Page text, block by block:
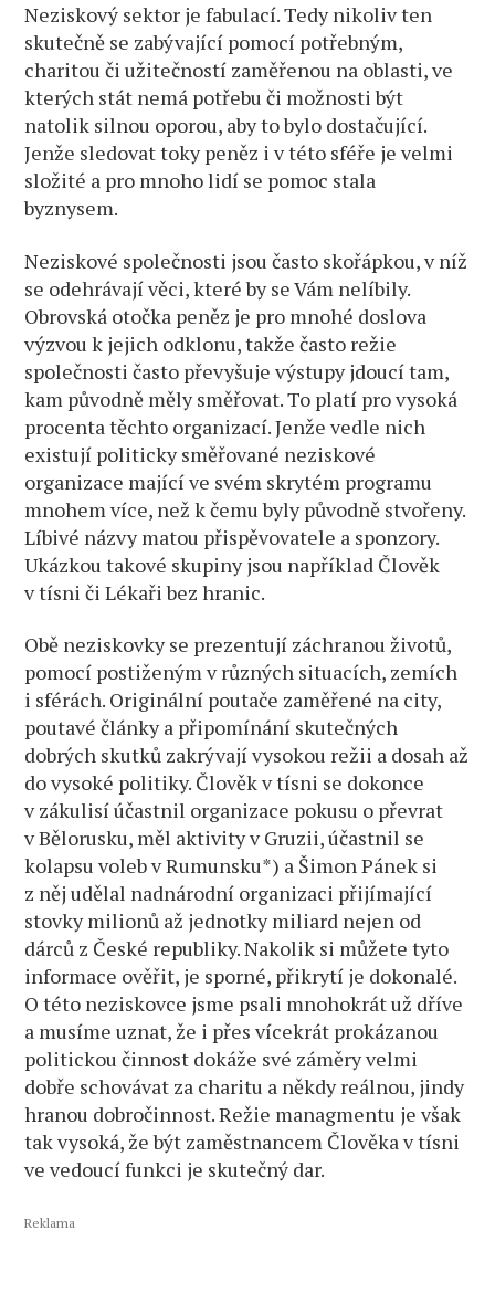
Neziskový sektor je fabulací. Tedy nikoliv ten
skutečně se zabývající pomocí potřebným,
charitou či užitečností zaměřenou na oblasti, ve
kterých stát nemá potřebu či možnosti být
natolik silnou oporou, aby to bylo dostačující.
Jenže sledovat toky peněz i v této sféře je velmi
složité a pro mnoho lidí se pomoc stala
byznysem.
Neziskové společnosti jsou často skořápkou, v níž
se odehrávají věci, které by se Vám nelíbily.
Obrovská otočka peněz je pro mnohé doslova
výzvou k jejich odklonu, takže často režie
společnosti často převyšuje výstupy jdoucí tam,
kam původně měly směřovat. To platí pro vysoká
procenta těchto organizací. Jenže vedle nich
existují politicky směřované neziskové
organizace mající ve svém skrytém programu
mnohem více, než k čemu byly původně stvořeny.
Líbivé názvy matou přispěvovatele a sponzory.
Ukázkou takové skupiny jsou například Člověk
v tísni či Lékaři bez hranic.
Obě neziskovky se prezentují záchranou životů,
pomocí postiženým v různých situacích, zemích
i sférách. Originální poutače zaměřené na city,
poutavé články a připomínání skutečných
dobrých skutků zakrývají vysokou režii a dosah až
do vysoké politiky. Člověk v tísni se dokonce
v zákulisí účastnil organizace pokusu o převrat
v Bělorusku, měl aktivity v Gruzii, účastnil se
kolapsu voleb v Rumunsku*) a Šimon Pánek si
z něj udělal nadnárodní organizaci přijímající
stovky milionů až jednotky miliard nejen od
dárců z České republiky. Nakolik si můžete tyto
informace ověřit, je sporné, přikrytí je dokonalé.
O této neziskovce jsme psali mnohokrát už dříve
a musíme uznat, že i přes vícekrát prokázanou
politickou činnost dokáže své záměry velmi
dobře schovávat za charitu a někdy reálnou, jindy
hranou dobročinnost. Režie managmentu je však
tak vysoká, že být zaměstnancem Člověka v tísni
ve vedoucí funkci je skutečný dar.
Reklama